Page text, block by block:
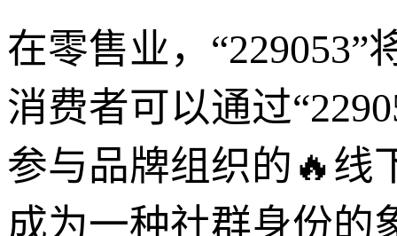
在零售业，
消费者可以通过
参与品牌组织的🔥线
成为一种社群身份的